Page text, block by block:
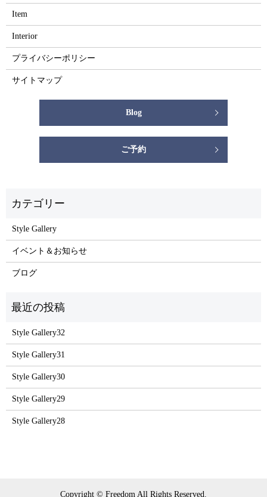
Item
Interior
プライバシーポリシー
サイトマップ
Blog
ご予約
Style Gallery
イベント＆お知らせ
ブログ
Style Gallery32
Style Gallery31
Style Gallery30
Style Gallery29
Style Gallery28
Copyright © Freedom All Rights Reserved.